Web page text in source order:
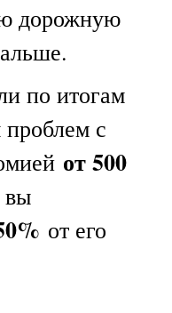
дорожную
по итогам
с
от 500
вы
от его